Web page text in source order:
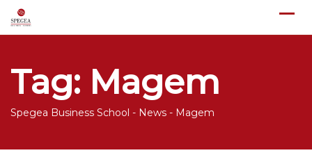
Skip
Tag: Magem
Spegea Business School - News - Magem